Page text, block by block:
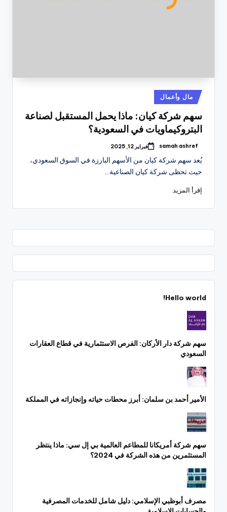
نُشر
في
مال وأعمال
سهم شركة كيان: ماذا يحمل المستقبل لصناعة
البتروكيماويات في السعودية؟
تمّ
بواسطة
samah ashref فبراير 12, 2025
يُعد سهم شركة كيان من الأسهم البارزة في السوق السعودي،
حيث تحظى شركة كيان الصناعية…
إقرأ المزيد
Hello world!
سهم شركة دار الأركان: الفرص الاستثمارية في قطاع العقارات
السعودي
الأمير أحمد بن سلمان: أبرز محطات حياته وإنجازاته في المملكة
سهم شركة أمريكانا للمطاعم العالمية بي إل سي: ماذا ينتظر
المستثمرين من هذه الشركة في 2024؟
مصرف أبوظبي الإسلامي: دليل شامل للخدمات المصرفية